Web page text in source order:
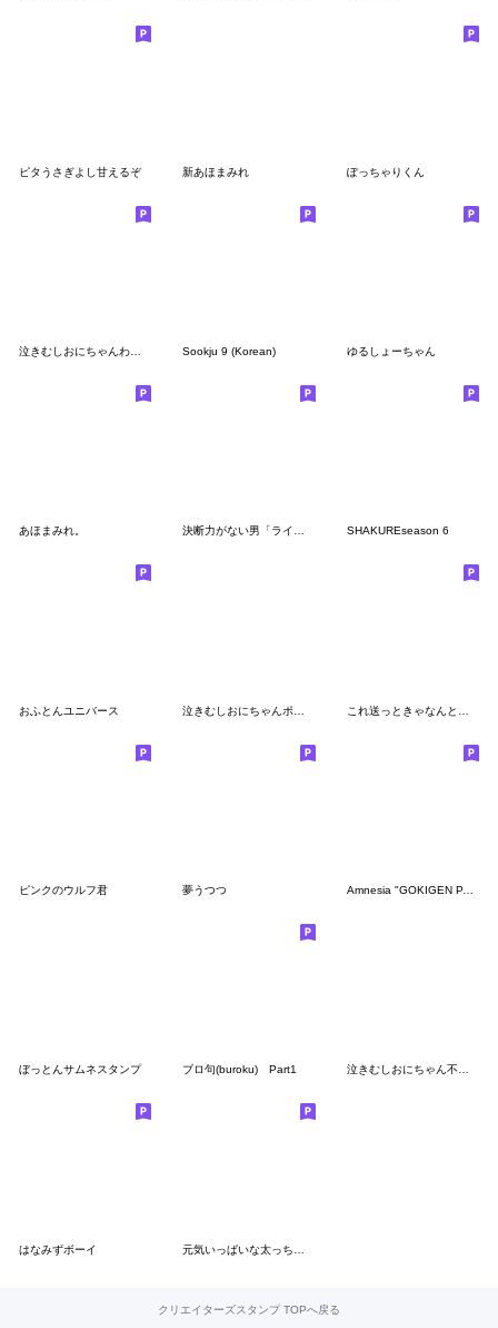
ピタうさぎよし甘えるぞ 新あほまみれ ぽっちゃりくん
Sookju 9 (Korean) ゆるしょーちゃん
あほまみれ。 決断力がない男「ライアン」 SHAKUREseason 6
おふとんユニバース
ピンクのウルフ君 夢うつつ Amnesia "GOKIGEN PANDA" Taiwan Version
ぼっとんサムネスタンプ ブロ句(buroku) Part1 泣きむしおにちゃん不器用
はなみずボーイ
クリエイターズスタンプ TOPへ戻る